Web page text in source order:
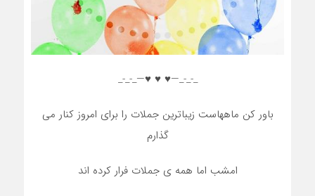
_-_-_—♥️ ♥️ ♥️—_-_-_
باور کن ماههاست زیباترین جملات را برای امروز کنار می
گذارم
امشب اما همه ی جملات فرار کرده اند